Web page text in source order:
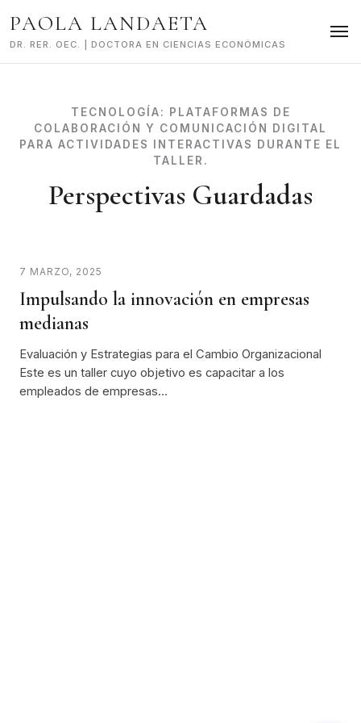
to
content
PAOLA LANDAETA
DR. RER. OEC. | DOCTORA EN CIENCIAS ECONÓMICAS
TECNOLOGÍA:
PLATAFORMAS DE
COLABORACIÓN Y COMUNICACIÓN DIGITAL
PARA ACTIVIDADES INTERACTIVAS DURANTE EL
TALLER.
Perspectivas Guardadas
7 MARZO, 2025
Impulsando la innovación en empresas
medianas
Evaluación y Estrategias para el Cambio Organizacional
Este es un taller cuyo objetivo es capacitar a los
empleados de empresas…